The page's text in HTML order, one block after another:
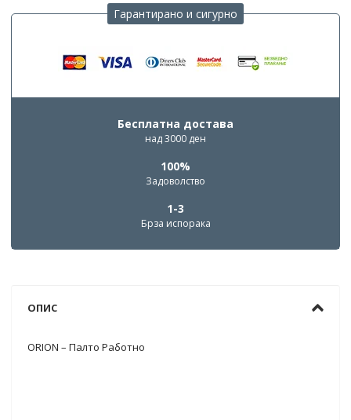
Гарантирано и сигурно
Бесплатна достава
над 3000 ден
100%
Задоволство
1-3
Брза испорака
ОПИС
ORION – Палто Работно